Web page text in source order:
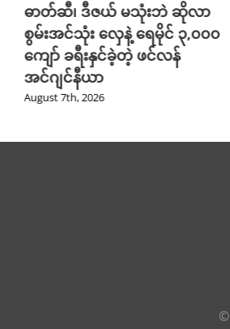
ဓာတ်ဆီ၊ ဒီဇယ် မသုံးဘဲ ဆိုလာ
စွမ်းအင်သုံး လှေနဲ့ ရေမိုင် ၃,၀၀၀
ကျော် ခရီးနှင်ခဲ့တဲ့ ဖင်လန်
အင်ဂျင်နီယာ
August 7th, 2026